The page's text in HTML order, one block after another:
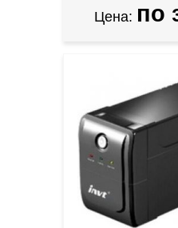
Цена: по